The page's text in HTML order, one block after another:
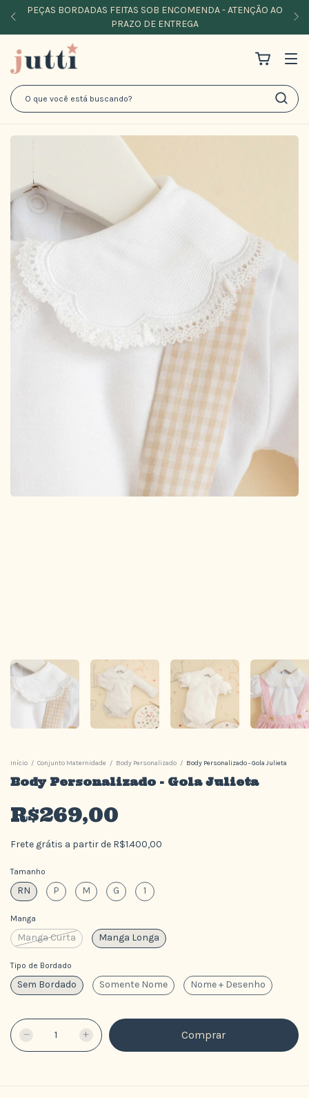
PEÇAS BORDADAS FEITAS SOB ENCOMENDA - ATENÇÃO AO
PRAZO DE ENTREGA
Início / Conjunto Maternidade / Body Personalizado / Body Personalizado - Gola Julieta
Body Personalizado - Gola Julieta
R$269,00
Frete grátis a partir de R$1.400,00
Tamanho
RN P M G 1
Manga
Manga Curta Manga Longa
Tipo de Bordado
Sem Bordado Somente Nome Nome + Desenho